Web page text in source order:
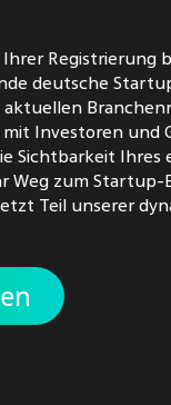
Registrierung
deutsche
aktuellen
Investoren und
Sichtbarkeit Ihres
Weg zum
Teil unserer